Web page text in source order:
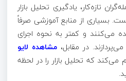
تازه‌کار، یادگیری تحلیل بازار
بسیاری از منابع آموزشی صرفاً
می‌کنند و کمتر به نحوه اجرای
در مقابل، مشاهده لایو
می‌کند که تحلیل بازار را در لحظه